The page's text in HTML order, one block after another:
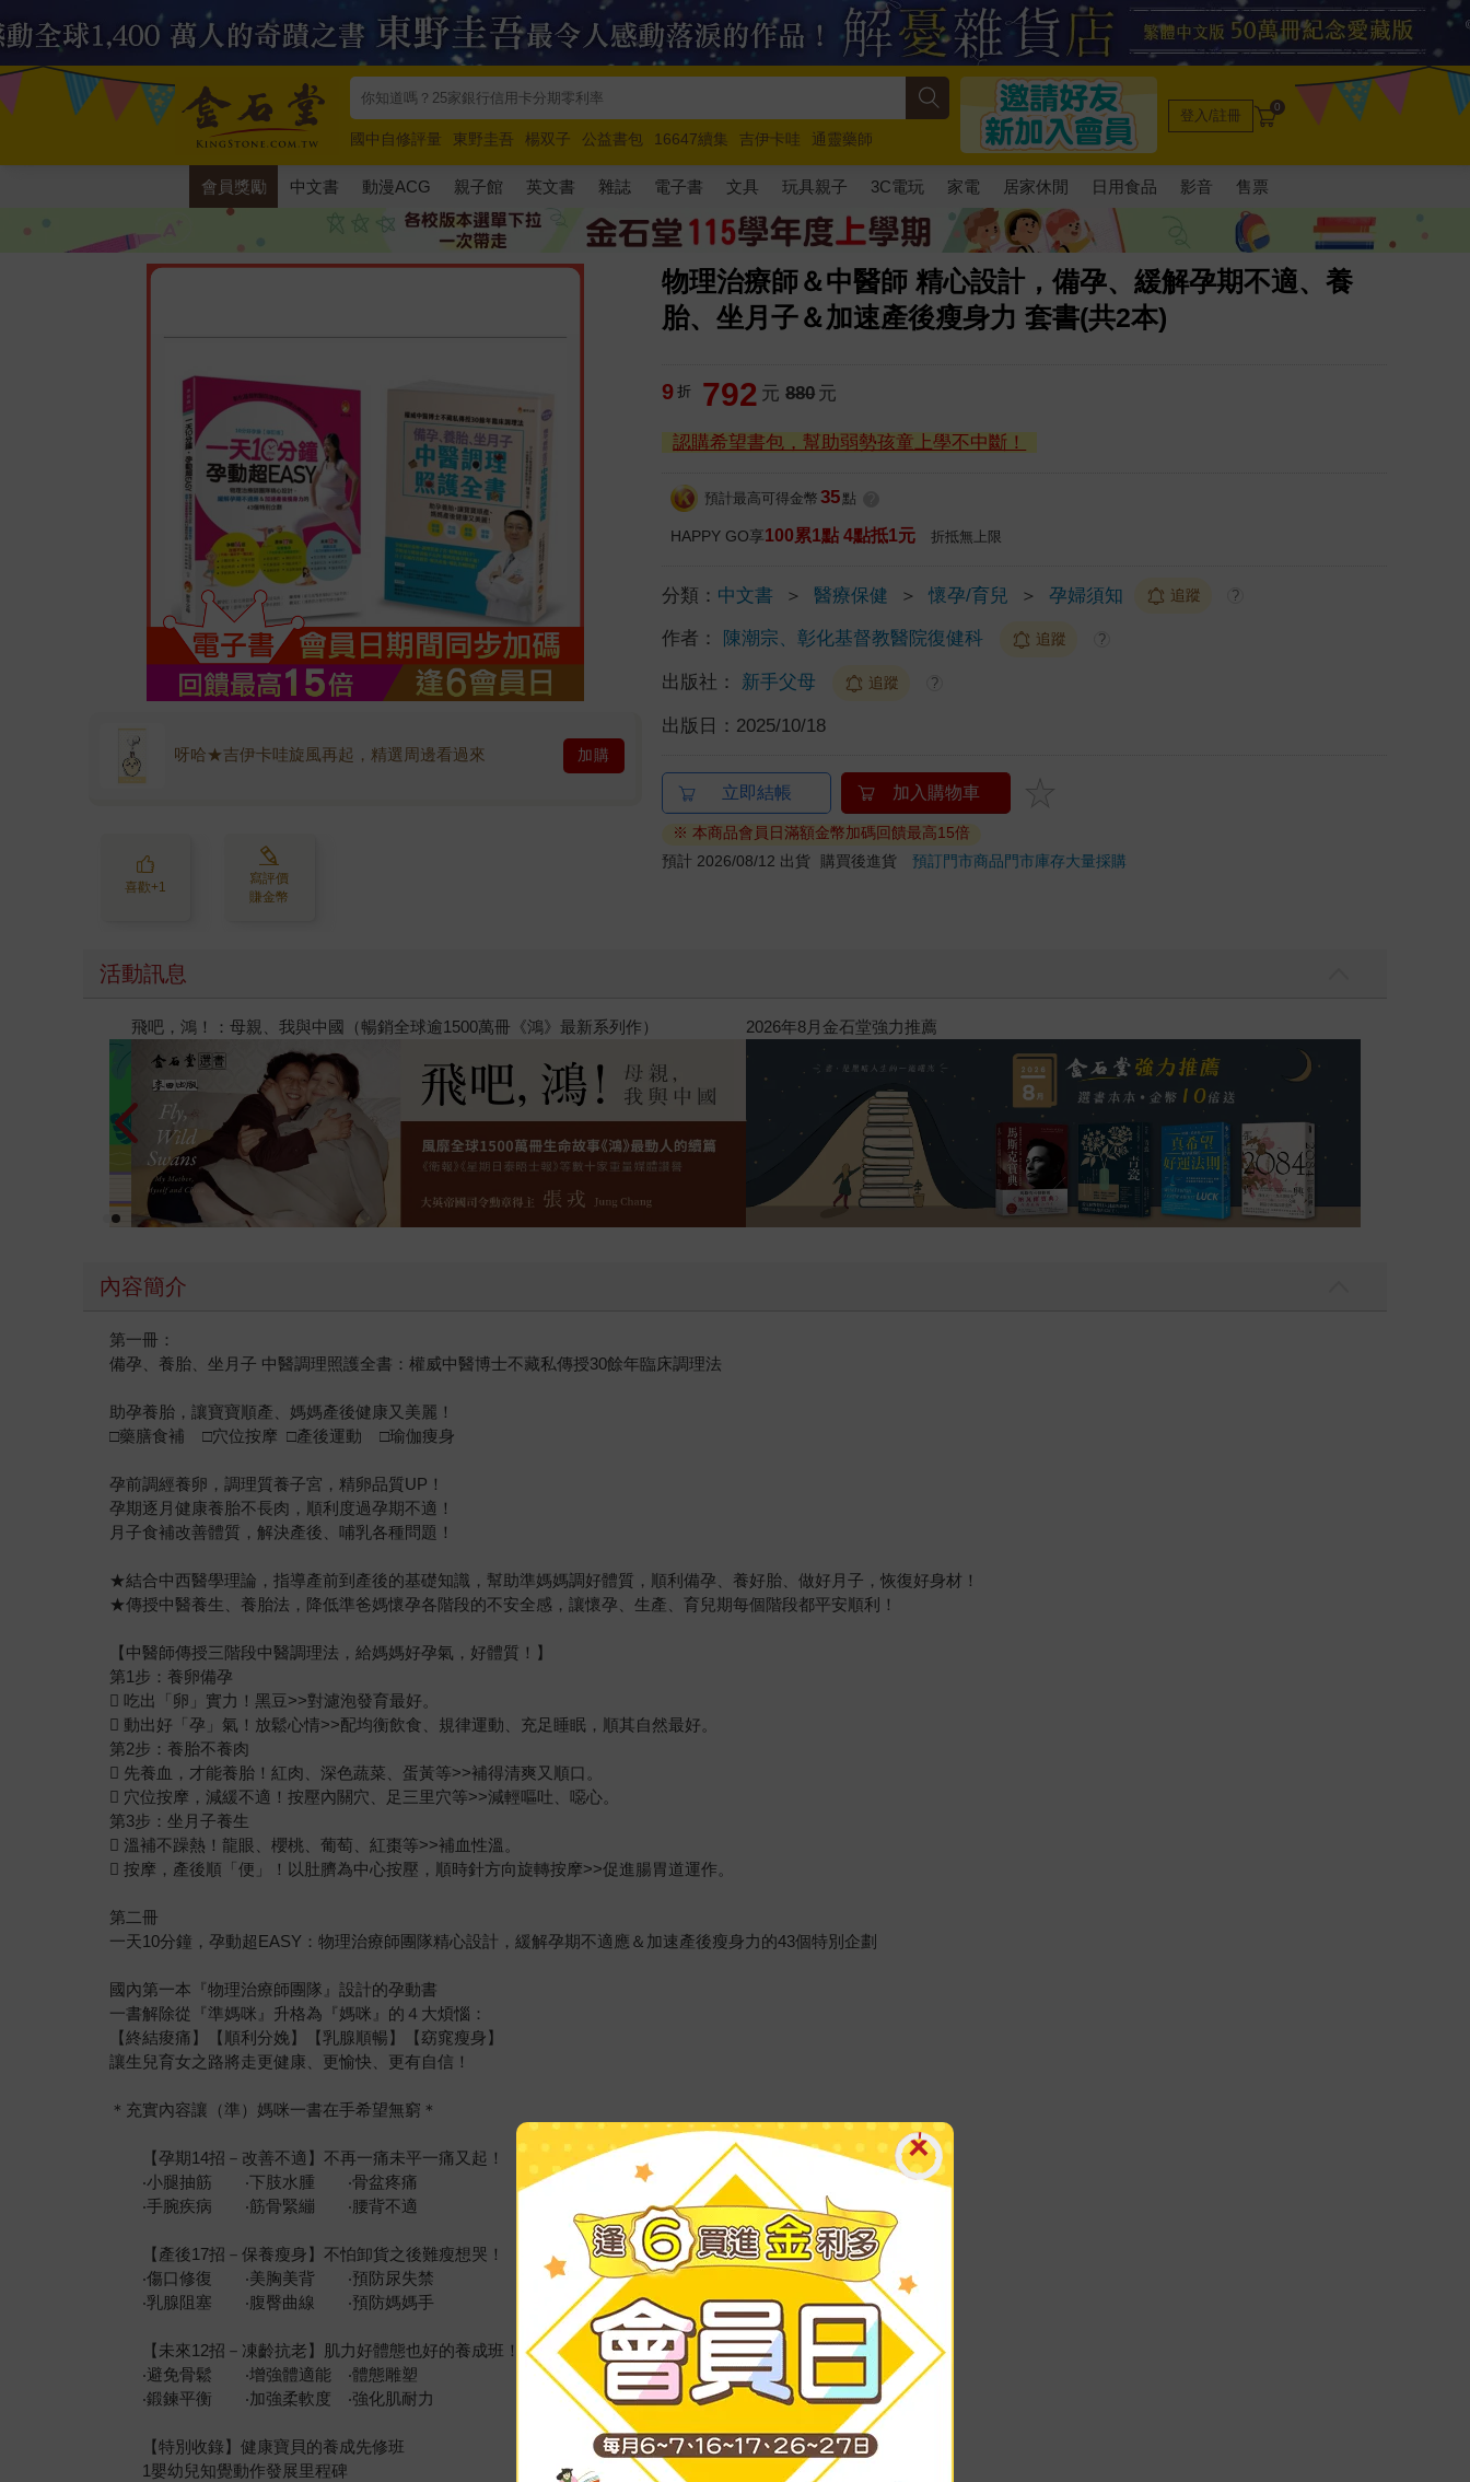
國中自修評量 東野圭吾 楊双子 公益書包 16647續集 吉伊卡哇
通靈藥師
唯紅花綻放
奧德賽 路邊攤新作 馬斯克 玩具總動員5 超慢跑
登入/註冊 0
會員獎勵 中文書 動漫ACG 親子館 英文書 雜誌 電子書 文具 玩具親子 3C電玩 家電 居家休閒 日用食品 影音 售票
物理治療師＆中醫師 精心設計，備孕、緩解孕期不適、養
胎、坐月子＆加速產後瘦身力 套書(共2本)
呀哈★吉伊卡哇旋風再起，精選周邊看過來 加購
喜歡+1
寫評價
賺金幣
9 折 792 元 880 元
認購希望書包，幫助弱勢孩童上學不中斷！
預計最高可得金幣 35 點
HAPPY GO享100累1點 4點抵1元 折抵無上限
分類： 中文書 ＞ 醫療保健 ＞ 懷孕/育兒 ＞ 孕婦須知 追蹤 ?
作者： 陳潮宗、彰化基督教醫院復健科 追蹤 ?
出版社： 新手父母 追蹤 ?
出版日： 2025/10/18
立即結帳 加入購物車
※ 本商品會員日滿額金幣加碼回饋最高15倍
預計 2026/08/12 出貨
購買後進貨預訂門市商品門市庫存大量採購
活動訊息
閱讀漫遊錄-2026上半年暢銷榜 飛吧，鴻！：母親、我與中國（暢銷全球逾1500萬冊《鴻》最新系列作）
內容簡介
第一冊：
備孕、養胎、坐月子 中醫調理照護全書：權威中醫博士不藏私傳授30餘年臨床調理法
助孕養胎，讓寶寶順產、媽媽產後健康又美麗！
□藥膳食補 □穴位按摩 □產後運動 □瑜伽痩身
孕前調經養卵，調理質養子宮，精卵品質UP！
孕期逐月健康養胎不長肉，順利度過孕期不適！
月子食補改善體質，解決產後、哺乳各種問題！
★結合中西醫學理論，指導產前到產後的基礎知識，幫助準媽媽調好體質，順利備孕、養好胎、做好月子，恢復好身材！
★傳授中醫養生、養胎法，降低準爸媽懷孕各階段的不安全感，讓懷孕、生產、育兒期每個階段都平安順利！
【中醫師傳授三階段中醫調理法，給媽媽好孕氣，好體質！】
第1步：養卵備孕
 吃出「卵」實力！黑豆>>對濾泡發育最好。
 動出好「孕」氣！放鬆心情>>配均衡飲食、規律運動、充足睡眠，順其自然最好。
第2步：養胎不養肉
 先養血，才能養胎！紅肉、深色蔬菜、蛋黃等>>補得清爽又順口。
 穴位按摩，減緩不適！按壓內關穴、足三里穴等>>減輕嘔吐、噁心。
第3步：坐月子養生
 溫補不躁熱！龍眼、櫻桃、葡萄、紅棗等>>補血性溫。
 按摩，產後順「便」！以肚臍為中心按壓，順時針方向旋轉按摩>>促進腸胃道運作。
第二冊
一天10分鐘，孕動超EASY：物理治療師團隊精心設計，緩解孕期不適應＆加速產後瘦身力的43個特別企劃
國內第一本『物理治療師團隊』設計的孕動書
一書解除從『準媽咪』升格為『媽咪』的４大煩惱：
【終結痠痛】【順利分娩】【乳腺順暢】【窈窕瘦身】
讓生兒育女之路將走更健康、更愉快、更有自信！
＊充實內容讓（準）媽咪一書在手希望無窮＊
【孕期14招－改善不適】不再一痛未平一痛又起！
‧小腿抽筋 ‧下肢水腫 ‧骨盆疼痛
‧手腕疾病 ‧筋骨緊繃 ‧腰背不適
【產後17招－保養瘦身】不怕卸貨之後難瘦想哭！
‧傷口修復 ‧美胸美背 ‧預防尿失禁
‧乳腺阻塞 ‧腹臀曲線 ‧預防媽媽手
【未來12招－凍齡抗老】肌力好體態也好的養成班！
‧避免骨鬆 ‧增強體適能 ‧體態雕塑
‧鍛鍊平衡 ‧加強柔軟度 ‧強化肌耐力
【特別收錄】健康寶貝的養成先修班
1嬰幼兒知覺動作發展里程碑